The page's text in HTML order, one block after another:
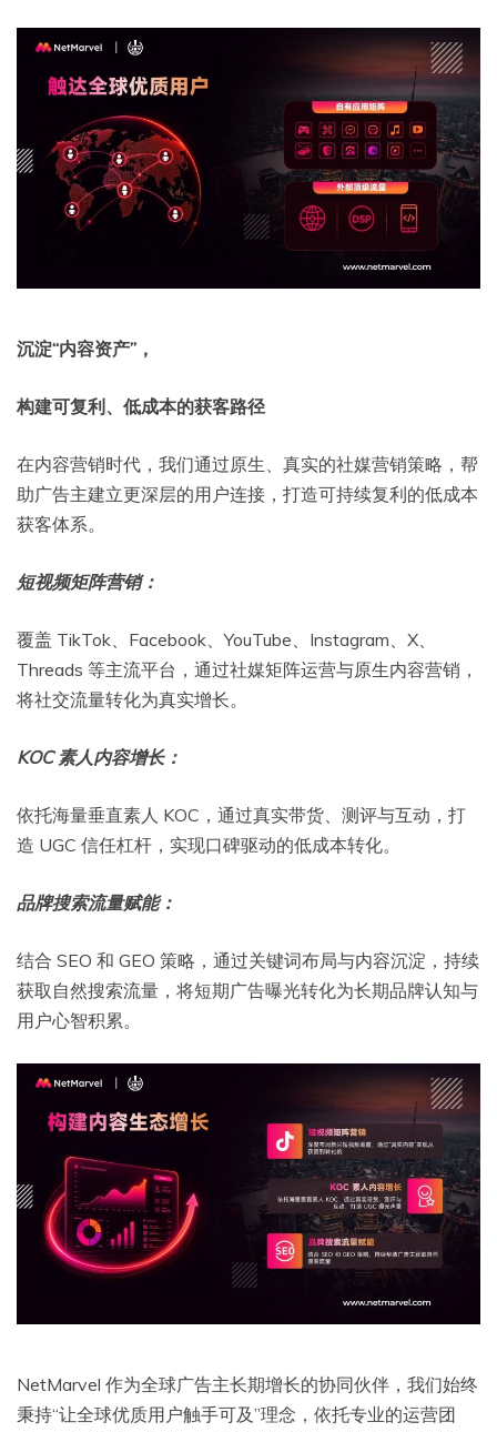
沉淀“内容资产”，
构建可复利、低成本的获客路径
在内容营销时代，我们通过原生、真实的社媒营销策略，帮
助广告主建立更深层的用户连接，打造可持续复利的低成本
获客体系。
短视频矩阵营销：
覆盖 TikTok、Facebook、YouTube、Instagram、X、
Threads 等主流平台，通过社媒矩阵运营与原生内容营销，
将社交流量转化为真实增长。
KOC 素人内容增长：
依托海量垂直素人 KOC，通过真实带货、测评与互动，打
造 UGC 信任杠杆，实现口碑驱动的低成本转化。
品牌搜索流量赋能：
结合 SEO 和 GEO 策略，通过关键词布局与内容沉淀，持续
获取自然搜索流量，将短期广告曝光转化为长期品牌认知与
用户心智积累。
NetMarvel 作为全球广告主长期增长的协同伙伴，我们始终
秉持“让全球优质用户触手可及”理念，依托专业的运营团